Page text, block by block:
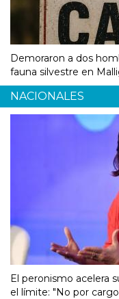
Demoraron a dos
fauna silvestre en
NACIONALES
El peronismo acelera
el límite: "No por